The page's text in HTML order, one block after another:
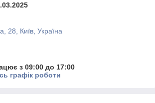
28, Київ, Україна
з 09:00 до 17:00
графік роботи